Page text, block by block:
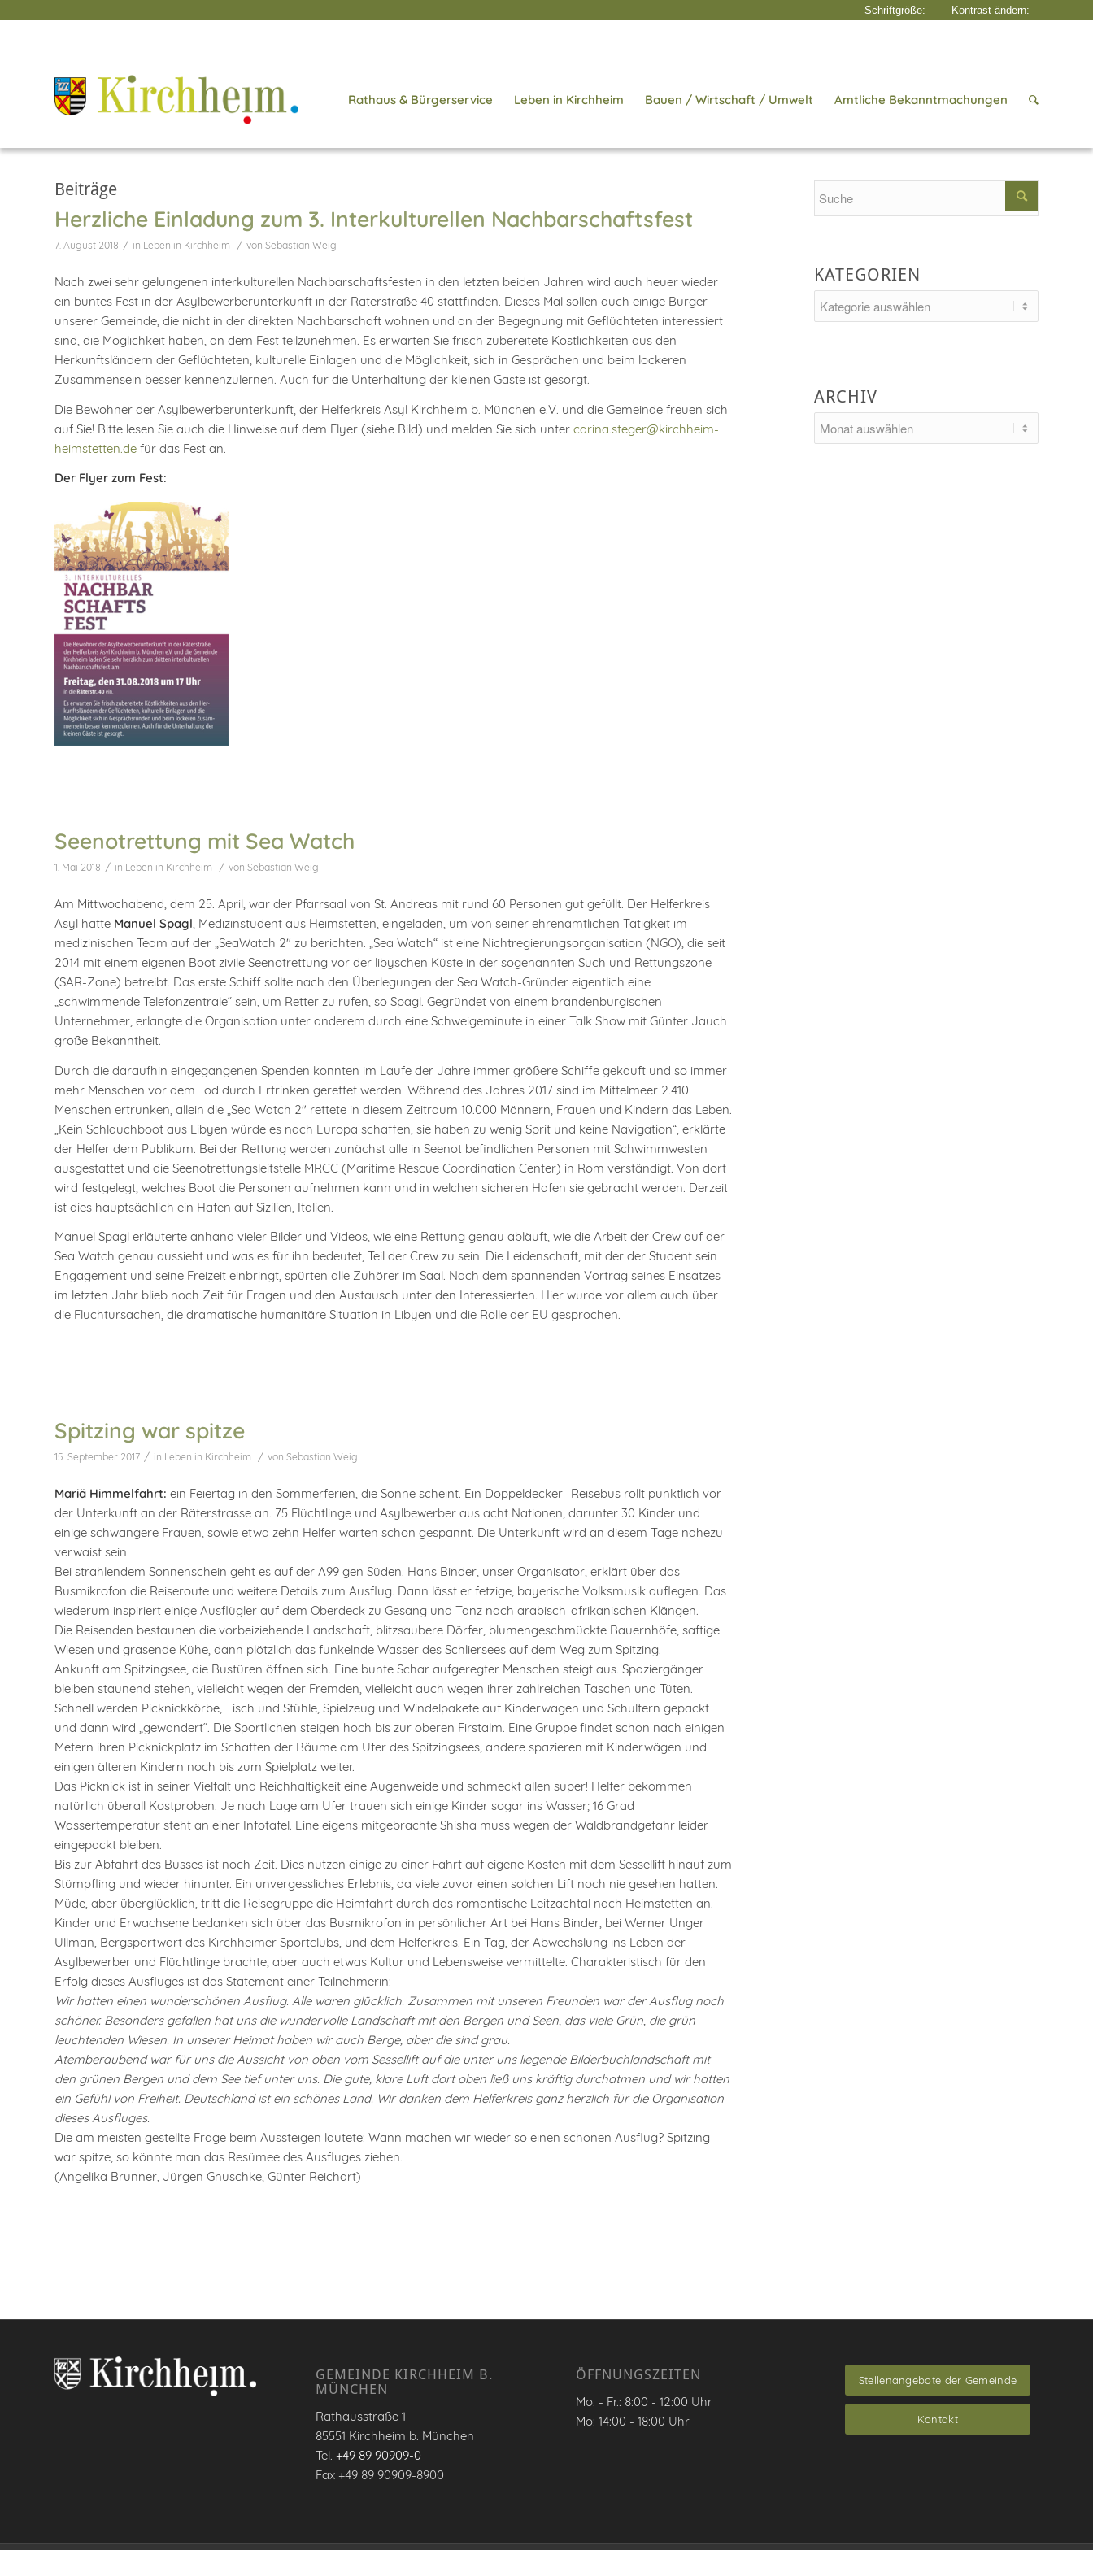
Rathaus & Bürgerservice Leben in Kirchheim Bauen / Wirtschaft / Umwelt Amtliche Bekanntmachungen
Beiträge
Herzliche Einladung zum 3. Interkulturellen Nachbarschaftsfest
7. August 2018 / in Leben in Kirchheim / von Sebastian Weig
Nach zwei sehr gelungenen interkulturellen Nachbarschaftsfesten in den letzten beiden Jahren wird auch heuer wieder
ein buntes Fest in der Asylbewerberunterkunft in der Räterstraße 40 stattfinden. Dieses Mal sollen auch einige Bürger
unserer Gemeinde, die nicht in der direkten Nachbarschaft wohnen und an der Begegnung mit Geflüchteten interessiert
sind, die Möglichkeit haben, an dem Fest teilzunehmen. Es erwarten Sie frisch zubereitete Köstlichkeiten aus den
Herkunftsländern der Geflüchteten, kulturelle Einlagen und die Möglichkeit, sich in Gesprächen und beim lockeren
Zusammensein besser kennenzulernen. Auch für die Unterhaltung der kleinen Gäste ist gesorgt.
Die Bewohner der Asylbewerberunterkunft, der Helferkreis Asyl Kirchheim b. München e.V. und die Gemeinde freuen sich
auf Sie! Bitte lesen Sie auch die Hinweise auf dem Flyer (siehe Bild) und melden Sie sich unter carina.steger@kirchheim-
heimstetten.de für das Fest an.
Der Flyer zum Fest:
Seenotrettung mit Sea Watch
1. Mai 2018 / in Leben in Kirchheim / von Sebastian Weig
Am Mittwochabend, dem 25. April, war der Pfarrsaal von St. Andreas mit rund 60 Personen gut gefüllt. Der Helferkreis
Asyl hatte Manuel Spagl , Medizinstudent aus Heimstetten, eingeladen, um von seiner ehrenamtlichen Tätigkeit im
medizinischen Team auf der „SeaWatch 2″ zu berichten. „Sea Watch“ ist eine Nichtregierungsorganisation (NGO), die seit
2014 mit einem eigenen Boot zivile Seenotrettung vor der libyschen Küste in der sogenannten Such und Rettungszone
(SAR-Zone) betreibt. Das erste Schiff sollte nach den Überlegungen der Sea Watch-Gründer eigentlich eine
„schwimmende Telefonzentrale“ sein, um Retter zu rufen, so Spagl. Gegründet von einem brandenburgischen
Unternehmer, erlangte die Organisation unter anderem durch eine Schweigeminute in einer Talk Show mit Günter Jauch
große Bekanntheit.
Durch die daraufhin eingegangenen Spenden konnten im Laufe der Jahre immer größere Schiffe gekauft und so immer
mehr Menschen vor dem Tod durch Ertrinken gerettet werden. Während des Jahres 2017 sind im Mittelmeer 2.410
Menschen ertrunken, allein die „Sea Watch 2″ rettete in diesem Zeitraum 10.000 Männern, Frauen und Kindern das Leben.
„Kein Schlauchboot aus Libyen würde es nach Europa schaffen, sie haben zu wenig Sprit und keine Navigation“, erklärte
der Helfer dem Publikum. Bei der Rettung werden zunächst alle in Seenot befindlichen Personen mit Schwimmwesten
ausgestattet und die Seenotrettungsleitstelle MRCC (Maritime Rescue Coordination Center) in Rom verständigt. Von dort
wird festgelegt, welches Boot die Personen aufnehmen kann und in welchen sicheren Hafen sie gebracht werden. Derzeit
ist dies hauptsächlich ein Hafen auf Sizilien, Italien.
Manuel Spagl erläuterte anhand vieler Bilder und Videos, wie eine Rettung genau abläuft, wie die Arbeit der Crew auf der
Sea Watch genau aussieht und was es für ihn bedeutet, Teil der Crew zu sein. Die Leidenschaft, mit der der Student sein
Engagement und seine Freizeit einbringt, spürten alle Zuhörer im Saal. Nach dem spannenden Vortrag seines Einsatzes
im letzten Jahr blieb noch Zeit für Fragen und den Austausch unter den Interessierten. Hier wurde vor allem auch über
die Fluchtursachen, die dramatische humanitäre Situation in Libyen und die Rolle der EU gesprochen.
Spitzing war spitze
15. September 2017 / in Leben in Kirchheim / von Sebastian Weig
Mariä Himmelfahrt: ein Feiertag in den Sommerferien, die Sonne scheint. Ein Doppeldecker- Reisebus rollt pünktlich vor
der Unterkunft an der Räterstrasse an. 75 Flüchtlinge und Asylbewerber aus acht Nationen, darunter 30 Kinder und
einige schwangere Frauen, sowie etwa zehn Helfer warten schon gespannt. Die Unterkunft wird an diesem Tage nahezu
verwaist sein.
Bei strahlendem Sonnenschein geht es auf der A99 gen Süden. Hans Binder, unser Organisator, erklärt über das
Busmikrofon die Reiseroute und weitere Details zum Ausflug. Dann lässt er fetzige, bayerische Volksmusik auflegen. Das
wiederum inspiriert einige Ausflügler auf dem Oberdeck zu Gesang und Tanz nach arabisch-afrikanischen Klängen.
Die Reisenden bestaunen die vorbeiziehende Landschaft, blitzsaubere Dörfer, blumengeschmückte Bauernhöfe, saftige
Wiesen und grasende Kühe, dann plötzlich das funkelnde Wasser des Schliersees auf dem Weg zum Spitzing.
Ankunft am Spitzingsee, die Bustüren öffnen sich. Eine bunte Schar aufgeregter Menschen steigt aus. Spaziergänger
bleiben staunend stehen, vielleicht wegen der Fremden, vielleicht auch wegen ihrer zahlreichen Taschen und Tüten.
Schnell werden Picknickkörbe, Tisch und Stühle, Spielzeug und Windelpakete auf Kinderwagen und Schultern gepackt
und dann wird „gewandert“. Die Sportlichen steigen hoch bis zur oberen Firstalm. Eine Gruppe findet schon nach einigen
Metern ihren Picknickplatz im Schatten der Bäume am Ufer des Spitzingsees, andere spazieren mit Kinderwägen und
einigen älteren Kindern noch bis zum Spielplatz weiter.
Das Picknick ist in seiner Vielfalt und Reichhaltigkeit eine Augenweide und schmeckt allen super! Helfer bekommen
natürlich überall Kostproben. Je nach Lage am Ufer trauen sich einige Kinder sogar ins Wasser; 16 Grad
Wassertemperatur steht an einer Infotafel. Eine eigens mitgebrachte Shisha muss wegen der Waldbrandgefahr leider
eingepackt bleiben.
Bis zur Abfahrt des Busses ist noch Zeit. Dies nutzen einige zu einer Fahrt auf eigene Kosten mit dem Sessellift hinauf zum
Stümpfling und wieder hinunter. Ein unvergessliches Erlebnis, da viele zuvor einen solchen Lift noch nie gesehen hatten.
Müde, aber überglücklich, tritt die Reisegruppe die Heimfahrt durch das romantische Leitzachtal nach Heimstetten an.
Kinder und Erwachsene bedanken sich über das Busmikrofon in persönlicher Art bei Hans Binder, bei Werner Unger
Ullman, Bergsportwart des Kirchheimer Sportclubs, und dem Helferkreis. Ein Tag, der Abwechslung ins Leben der
Asylbewerber und Flüchtlinge brachte, aber auch etwas Kultur und Lebensweise vermittelte. Charakteristisch für den
Erfolg dieses Ausfluges ist das Statement einer Teilnehmerin:
Wir hatten einen wunderschönen Ausflug. Alle waren glücklich. Zusammen mit unseren Freunden war der Ausflug noch
schöner. Besonders gefallen hat uns die wundervolle Landschaft mit den Bergen und Seen, das viele Grün, die grün
leuchtenden Wiesen. In unserer Heimat haben wir auch Berge, aber die sind grau.
Atemberaubend war für uns die Aussicht von oben vom Sessellift auf die unter uns liegende Bilderbuchlandschaft mit
den grünen Bergen und dem See tief unter uns. Die gute, klare Luft dort oben ließ uns kräftig durchatmen und wir hatten
ein Gefühl von Freiheit. Deutschland ist ein schönes Land. Wir danken dem Helferkreis ganz herzlich für die Organisation
dieses Ausfluges.
Die am meisten gestellte Frage beim Aussteigen lautete: Wann machen wir wieder so einen schönen Ausflug? Spitzing
war spitze, so könnte man das Resümee des Ausfluges ziehen.
(Angelika Brunner, Jürgen Gnuschke, Günter Reichart)
KATEGORIEN
ARCHIV
GEMEINDE KIRCHHEIM B.
MÜNCHEN
Rathausstraße 1
85551 Kirchheim b. München
Tel. +49 89 90909-0
Fax +49 89 90909-8900
ÖFFNUNGSZEITEN
Mo. - Fr.: 8:00 - 12:00 Uhr
Mo: 14:00 - 18:00 Uhr
Stellenangebote der Gemeinde
Kontakt